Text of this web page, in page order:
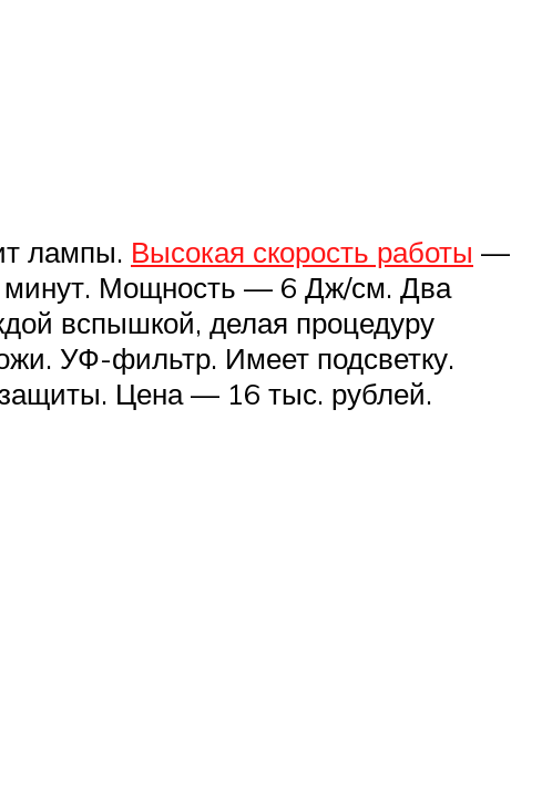
лампы. Высокая скорость работы —
минут. Мощность — 6 Дж/см. Два
вспышкой, делая процедуру
УФ-фильтр. Имеет подсветку.
Цена — 16 тыс. рублей.